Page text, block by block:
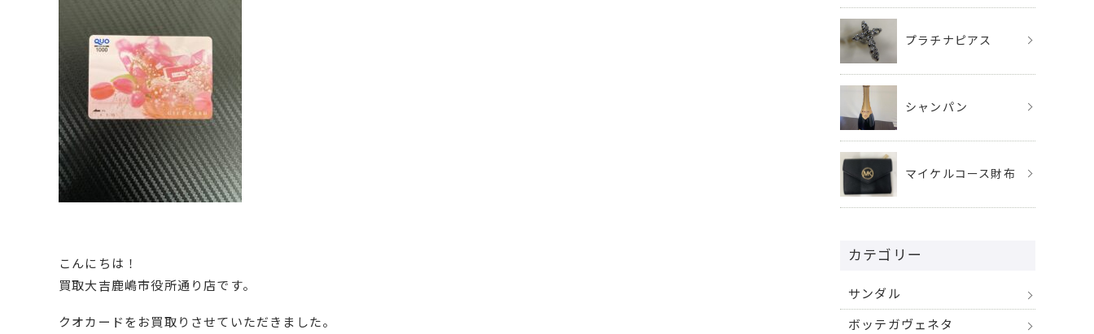
こんにちは！
買取大吉鹿嶋市役所通り店です。
クオカードをお買取りさせていただきました。
プラチナピアス
シャンパン
マイケルコース財布
カテゴリー
サンダル
ボッテガヴェネタ